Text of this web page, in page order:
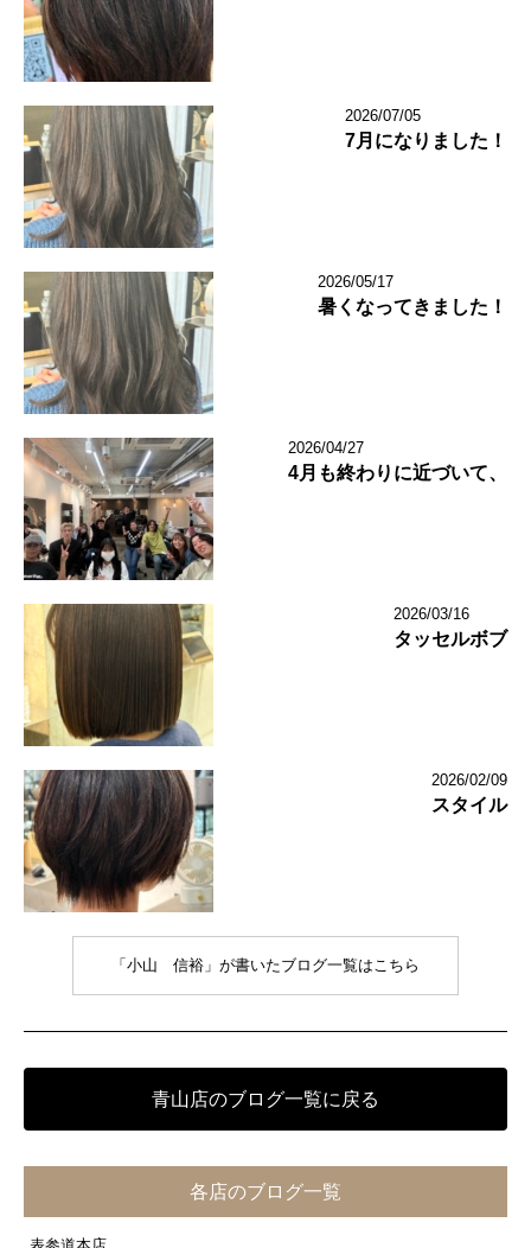
2026/07/05
7月になりました！
2026/05/17
暑くなってきました！
2026/04/27
4月も終わりに近づいて、
2026/03/16
タッセルボブ
2026/02/09
スタイル
「小山 信裕」が書いたブログ一覧はこちら
青山店のブログ一覧に戻る
各店のブログ一覧